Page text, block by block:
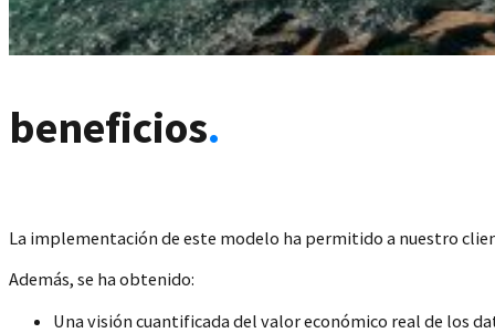
beneficios.
La implementación de este modelo ha permitido a nuestro
Además, se ha obtenido:
Una visión cuantificada del valor económico real de los